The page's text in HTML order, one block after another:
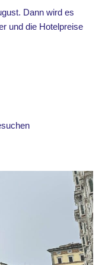
Dann wird es
und die Hotelpreise